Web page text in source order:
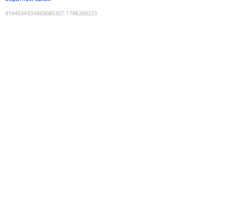
9194034634869085307:1786269233